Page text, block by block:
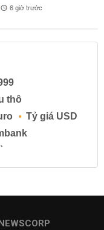
6 giờ trước
thô
Tỷ giá USD
gửi